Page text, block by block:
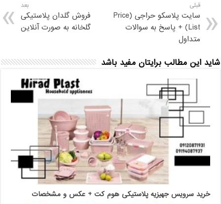
قبلی
سایت پلاسکو حراجی (Price
List) + پاسخ به سوالات
متداول
بعد
فروش گلدان پلاستیکی
گلخانه به صورت آنلاین
شاید این مطالب برایتان مفید باشد
خرید سرویس جهیزیه پلاستیکی هوم کت + عکس و مشخصات